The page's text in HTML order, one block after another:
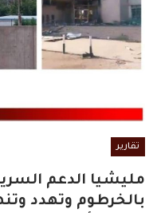
تقارير
مليشيا الدعم
بالخرطوم وتهدد